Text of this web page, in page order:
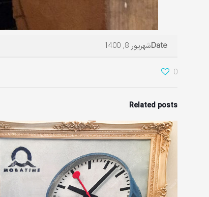
Dateشهریور 8, 1400
0
Related posts